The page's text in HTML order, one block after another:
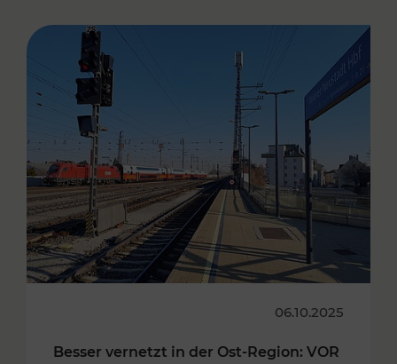
06.10.2025
Besser vernetzt in der Ost-Region: VOR